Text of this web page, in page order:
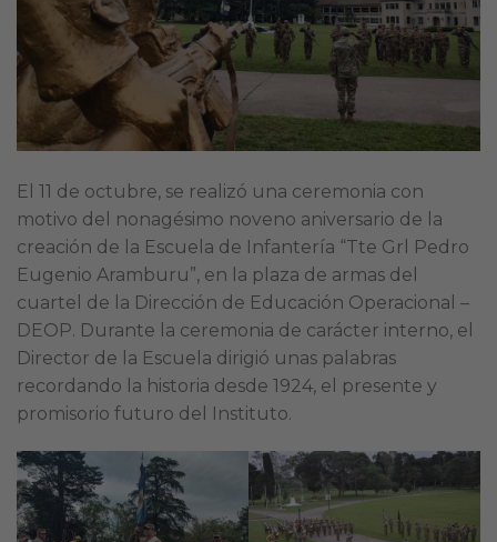
El 11 de octubre, se realizó una ceremonia con
motivo del nonagésimo noveno aniversario de la
creación de la Escuela de Infantería “Tte Grl Pedro
Eugenio Aramburu”, en la plaza de armas del
cuartel de la Dirección de Educación Operacional –
DEOP. Durante la ceremonia de carácter interno, el
Director de la Escuela dirigió unas palabras
recordando la historia desde 1924, el presente y
promisorio futuro del Instituto.